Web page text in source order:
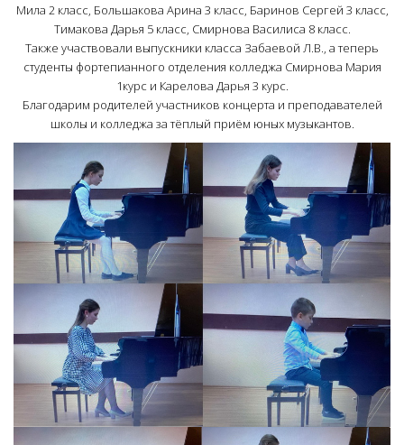
Мила 2 класс, Большакова Арина 3 класс, Баринов Сергей 3 класс,
Тимакова Дарья 5 класс, Смирнова Василиса 8 класс.
Также участвовали выпускники класса Забаевой Л.В., а теперь
студенты фортепианного отделения колледжа Смирнова Мария
1курс и Карелова Дарья 3 курс.
Благодарим родителей участников концерта и преподавателей
школы и колледжа за тёплый приём юных музыкантов.